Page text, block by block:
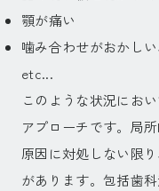
顎が痛い
噛み合わせがおかし
etc...
このような状況にお
アプローチです。局
原因に対処しない限
があります。包括歯